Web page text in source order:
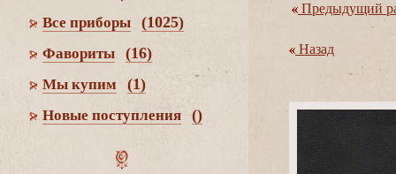
се приборы (1025)
Фавориты (16)
Мы купим (1)
Новые поступления ()
Предыдущий
Назад